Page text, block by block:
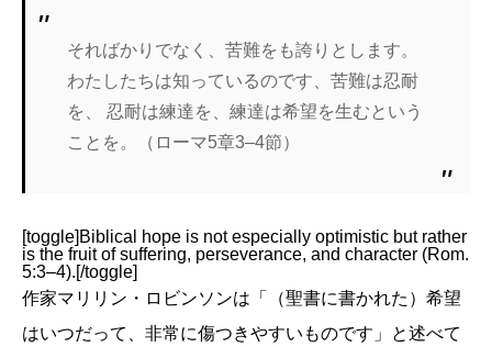
そればかりでなく、苦難をも誇りとします。
わたしたちは知っているのです、苦難は忍耐
を、 忍耐は練達を、練達は希望を生むという
ことを。（ローマ5章3–4節）
[toggle]Biblical hope is not especially optimistic but rather
is the fruit of suffering, perseverance, and character (Rom.
5:3–4).[/toggle]
作家マリリン・ロビンソンは「（聖書に書かれた）希望
はいつだって、非常に傷つきやすいものです」と述べて